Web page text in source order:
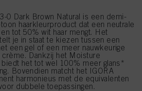
0 Dark Brown Natural is een demi-
haarkleurproduct dat een neutrale
tot 50% wit haar mengt. Het
je in staat te kiezen tussen een
een gel of een meer nauwkeurige
Dankzij het Moisture
het tot wel 100% meer glans*
Bovendien matcht het IGORA
harmonieus met de equivalenten
dubbele toepassingen.